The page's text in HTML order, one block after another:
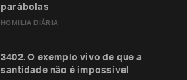
HOMILIA DIÁRIA
parábolas
3402. O exemplo vivo de que a
santidade não é impossível